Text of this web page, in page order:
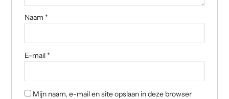
Naam *
E-mail *
Mijn naam, e-mail en site opslaan in deze browser